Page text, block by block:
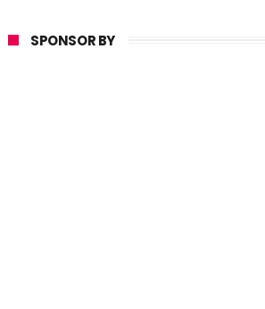
SPONSOR BY